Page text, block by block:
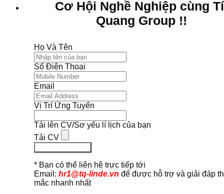
Cơ Hội Nghề Nghiệp cùng
Quang Group !!
Họ Và Tên
Số Điện Thoại
Email
Vị Trí Ứng Tuyển
Tải lên CV/Sơ yếu lí lịch của bạn
Tải CV
* Bạn có thể liên hệ trực tiếp tới
Email: hr1@tq-linde.vn để được hỗ trợ và giải đáp
mắc nhanh nhất